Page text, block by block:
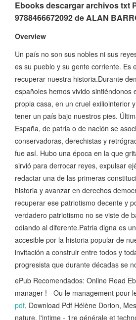
Ebooks descargar archivos txt
9788466672092 de ALAN
Overview
Un país no son sus nobles ni sus
es su pueblo y su gente corriente. Es
recuperar nuestra historia.Durante
españoles hemos vivido sintiéndonos
propia casa, en un cruel exiliointerior
tener un país bajo nuestros pies.
España, de patria o de nación se
conservadoras, derechistas y
fue así. Hubo una época en la que
sirvió para derrocar reyes, expulsar
redactar una de las primeras
historia y avanzar en derechos
recuperar ese patriotismo decente y
verdadero patriotismo no se viste de
odiando al diferente.Patria digna es
accesible por la historia popular de
invitación a construir entre todos y
progresista que durante décadas se
ePub Recomendados: Online Read
manager ! - Ou le management pour
pdf, Download Pdf Hélène Dorion,
nature, l'intime - 1re générale et